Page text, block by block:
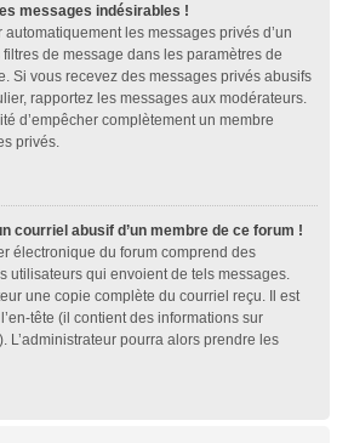
messages indésirables !
les messages privés d’un
de message dans les paramètres de
Si vous recevez des messages privés abusifs
rapportez les messages aux modérateurs.
d’empêcher complètement un membre
privés.
courriel abusif d’un membre de ce forum !
électronique du forum comprend des
utilisateurs qui envoient de tels messages.
une copie complète du courriel reçu. Il est
tête (il contient des informations sur
L’administrateur pourra alors prendre les